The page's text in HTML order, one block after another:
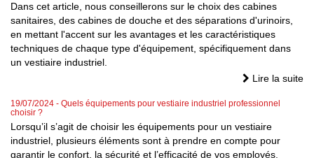
Dans cet article, nous conseillerons sur le choix des cabines
sanitaires, des cabines de douche et des séparations d'urinoirs,
en mettant l'accent sur les avantages et les caractéristiques
techniques de chaque type d'équipement, spécifiquement dans
un vestiaire industriel.
Lire la suite
19/07/2024 - Quels équipements pour vestiaire industriel professionnel
choisir ?
Lorsqu’il s’agit de choisir les équipements pour un vestiaire
industriel, plusieurs éléments sont à prendre en compte pour
garantir le confort, la sécurité et l’efficacité de vos employés.